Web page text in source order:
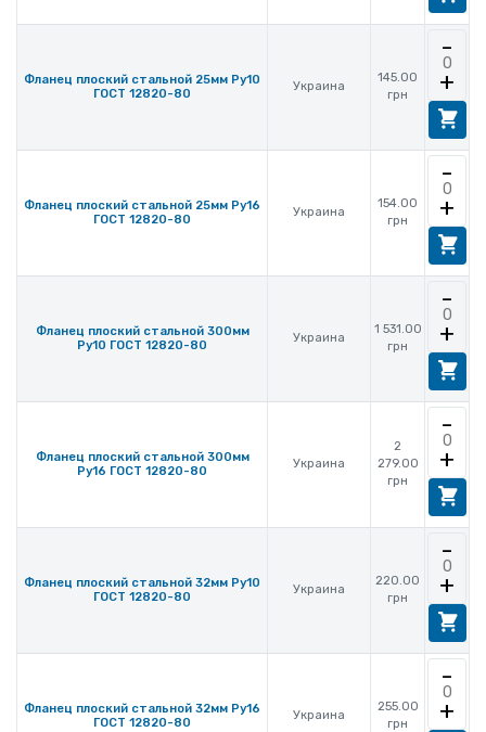
Фланец плоский стальной 25мм Ру10
ГОСТ 12820-80
Украина
145.00
грн
-
+
Фланец плоский стальной 25мм Ру16
ГОСТ 12820-80
Украина
154.00
грн
-
+
Фланец плоский стальной 300мм
Ру10 ГОСТ 12820-80
Украина
1 531.00
грн
-
+
Фланец плоский стальной 300мм
Ру16 ГОСТ 12820-80
Украина
2
279.00
грн
-
+
Фланец плоский стальной 32мм Ру10
ГОСТ 12820-80
Украина
220.00
грн
-
+
Фланец плоский стальной 32мм Ру16
ГОСТ 12820-80
Украина
255.00
грн
-
+